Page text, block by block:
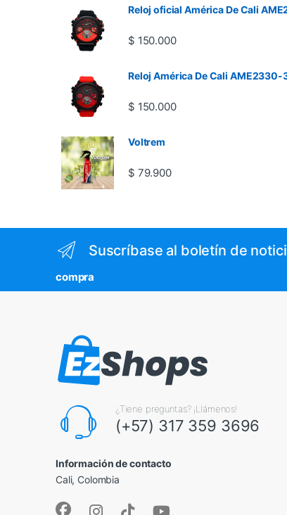
Reloj oficial América De Cali
$ 150.000
Reloj América De Cali AME2330-
$ 150.000
Voltrem
$ 79.900
Suscríbase al boletín de
compra
¿Tiene preguntas? ¡Llámenos!
(+57) 317 359 3696
Información de contacto
Cali, Colombia